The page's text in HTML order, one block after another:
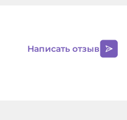
Написать отзыв